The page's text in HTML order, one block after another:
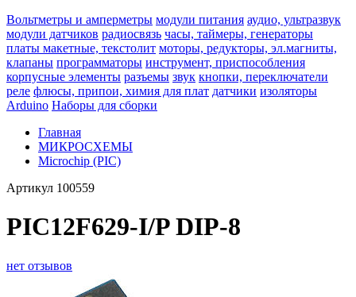
Вольтметры и амперметры модули питания аудио, ультразвук
модули датчиков радиосвязь часы, таймеры, генераторы
платы макетные, текстолит моторы, редукторы, эл.магниты,
клапаны программаторы инструмент, приспособления
корпусные элементы разъемы звук кнопки, переключатели
реле флюсы, припои, химия для плат датчики изоляторы
Arduino Наборы для сборки
Главная
МИКРОСХЕМЫ
Microchip (PIC)
Артикул 100559
PIC12F629-I/P DIP-8
нет отзывов